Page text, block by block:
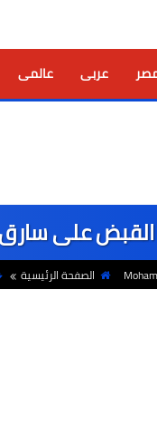
عربى عالمى
القبض على
الصفحة الرئيسية